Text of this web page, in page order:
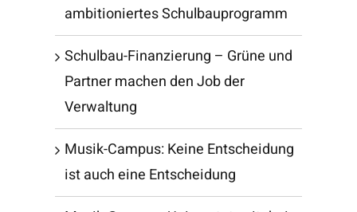
ambitioniertes Schulbauprogramm
Schulbau-Finanzierung – Grüne und
Partner machen den Job der
Verwaltung
Musik-Campus: Keine Entscheidung
ist auch eine Entscheidung